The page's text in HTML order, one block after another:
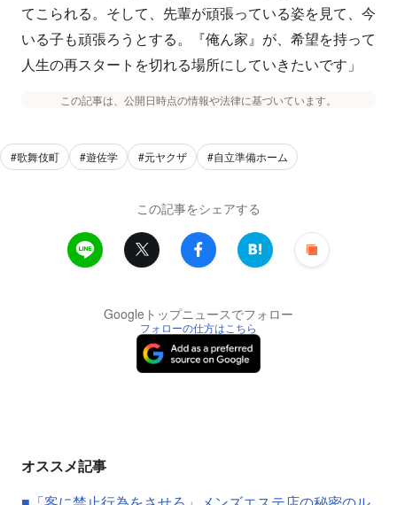
てこられる。そして、先輩が頑張っている姿を見て、今
いる子も頑張ろうとする。『俺ん家』が、希望を持って
人生の再スタートを切れる場所にしていきたいです」
この記事は、公開日時点の情報や法律に基づいています。
#歌舞伎町 #遊佐学 #元ヤクザ #自立準備ホーム
この記事をシェアする
Googleトップニュースでフォロー
フォローの仕方はこちら
オススメ記事